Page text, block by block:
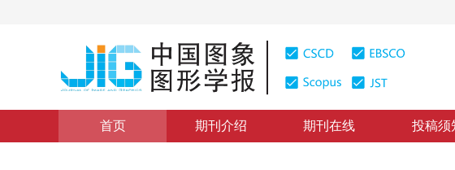
首页 期刊介绍 期刊在线 投稿须